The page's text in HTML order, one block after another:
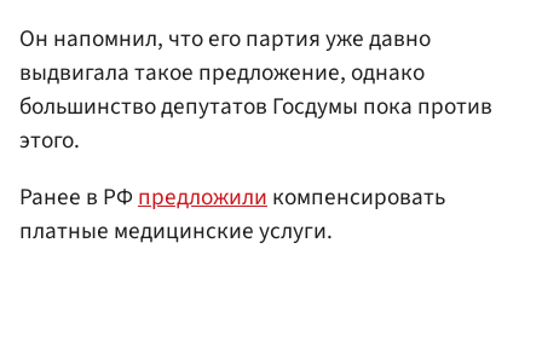
Он напомнил, что его партия уже давно
выдвигала такое предложение, однако
большинство депутатов Госдумы пока против
этого.
Ранее в РФпредложиликомпенсировать
платные медицинские услуги.